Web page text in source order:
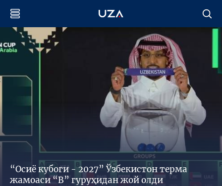
“Осиё кубоги - 2027” Ўзбекистон терма
жамоаси “В” гуруҳидан жой олди